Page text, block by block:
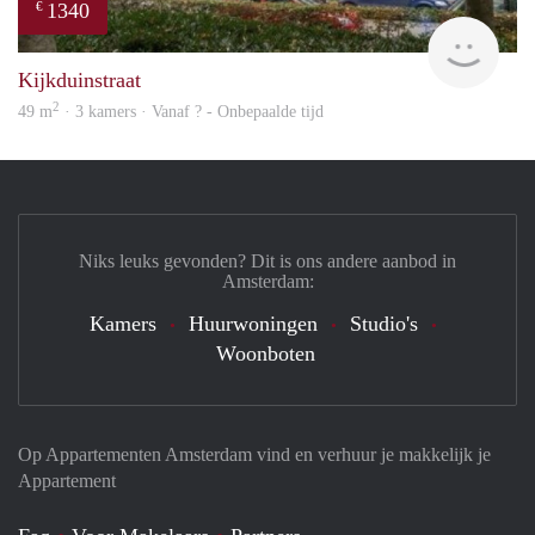
€ 1340
rent
Kijkduinstraat
49 m2 · 3 kamers · Vanaf ? - Onbepaalde tijd
Op Appartementen Amsterdam vind en verhuur je makkelijk je
Appartement
Niks leuks gevonden? Dit is ons andere aanbod in
Amsterdam:
Kamers Huurwoningen
Studio's
Woonboten